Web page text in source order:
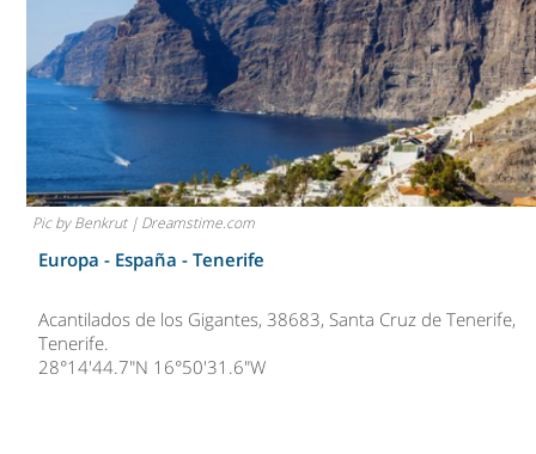
Pic by Benkrut | Dreamstime.com
Europa - España -Tenerife
Acantilados de los Gigantes, 38683, Santa Cruz de Tenerife,
Tenerife.
28°14'44.7"N 16°50'31.6"W